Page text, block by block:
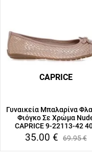
CAPRICE
Γυναικεία Μπαλαρίνα
Φιόγκο Σε Χρώμα
CAPRICE 9-22113-42
35.00 € 69.95€